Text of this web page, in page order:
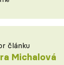
článku
Michalová